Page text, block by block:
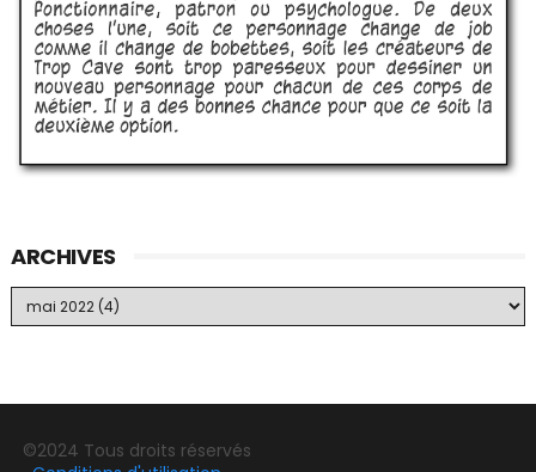
ARCHIVES
©2024 Tous droits réservés